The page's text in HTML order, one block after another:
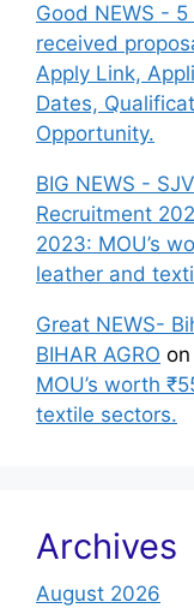
Good NEWS -
received
Apply Link,
Dates,
Opportunity.
BIG NEWS -
Recruitment
2023: MOU’s
leather and
Great NEWS-
BIHAR AGRO on
MOU’s worth
textile sectors.
Archives
August 2026